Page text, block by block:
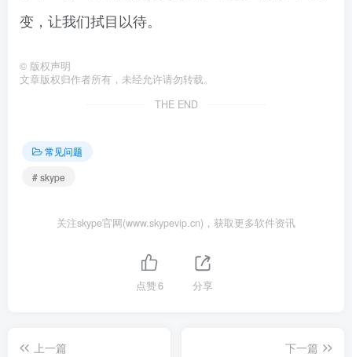
变，让我们拭目以待。
© 版权声明
文章版权归作者所有，未经允许请勿转载。
THE END
常见问题
# skype
关注skype官网(www.skypevip.cn)，获取更多软件资讯
点赞6 分享
上一篇
下一篇